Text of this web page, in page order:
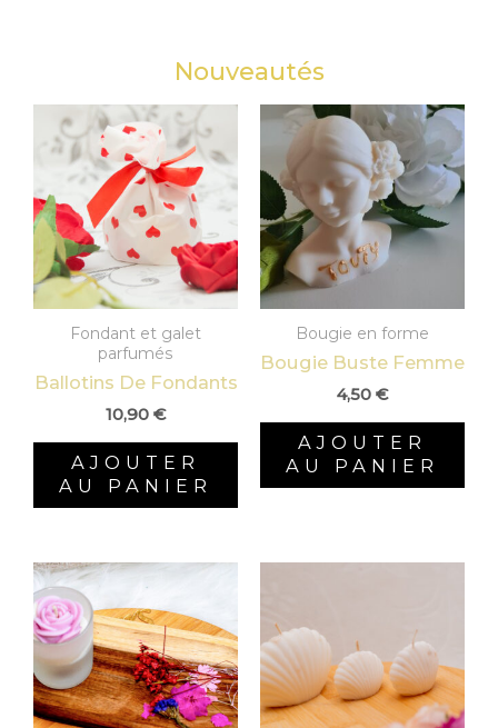
Nouveautés
Fondant et galet
parfumés
Ballotins De Fondants
10,90 €
AJOUTER
AU PANIER
Bougie en forme
Bougie Buste Femme
4,50 €
AJOUTER
AU PANIER